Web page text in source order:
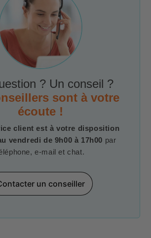
? Un conseil ?
sont à votre
écoute !
client est à votre disposition
vendredi de 9h00 à 17h00 par
e-mail et chat.
un conseiller